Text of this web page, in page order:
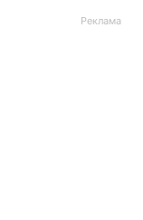
Реклама